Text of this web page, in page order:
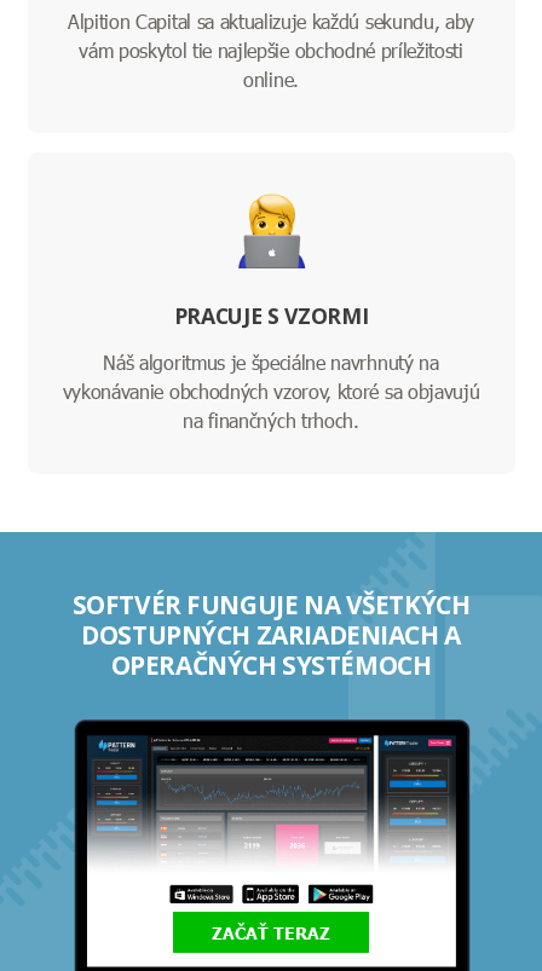
Alpition Capital sa aktualizuje každú sekundu, aby
vám poskytol tie najlepšie obchodné príležitosti
online.
PRACUJE S VZORMI
Náš algoritmus je špeciálne navrhnutý na
vykonávanie obchodných vzorov, ktoré sa objavujú
na finančných trhoch.
SOFTVÉR FUNGUJE NA VŠETKÝCH
DOSTUPNÝCH ZARIADENIACH A
OPERAČNÝCH SYSTÉMOCH
ZAČAŤ TERAZ